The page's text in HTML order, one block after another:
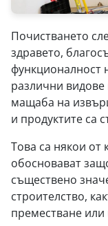
Почистването
здравето,
функционалност
различни видове
мащаба на
и продуктите са
Това са някои от
обосновават
съществено
строителство,
преместване